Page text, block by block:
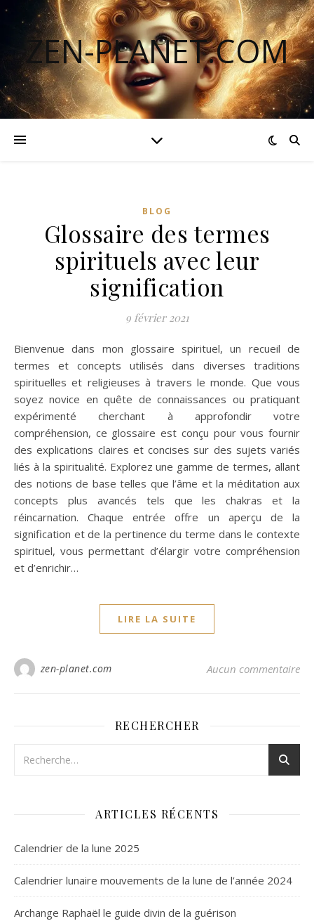
ZEN-PLANET.COM
BLOG
Glossaire des termes
spirituels avec leur
signification
9 février 2021
Bienvenue dans mon glossaire spirituel, un recueil de
termes et concepts utilisés dans diverses traditions
spirituelles et religieuses à travers le monde. Que vous
soyez novice en quête de connaissances ou pratiquant
expérimenté cherchant à approfondir votre
compréhension, ce glossaire est conçu pour vous fournir
des explications claires et concises sur des sujets variés
liés à la spiritualité. Explorez une gamme de termes, allant
des notions de base telles que l’âme et la méditation aux
concepts plus avancés tels que les chakras et la
réincarnation. Chaque entrée offre un aperçu de la
signification et de la pertinence du terme dans le contexte
spirituel, vous permettant d’élargir votre compréhension
et d’enrichir…
LIRE LA SUITE
zen-planet.com Aucun commentaire
RECHERCHER
ARTICLES RÉCENTS
Calendrier de la lune 2025
Calendrier lunaire mouvements de la lune de l’année 2024
Archange Raphaël le guide divin de la guérison